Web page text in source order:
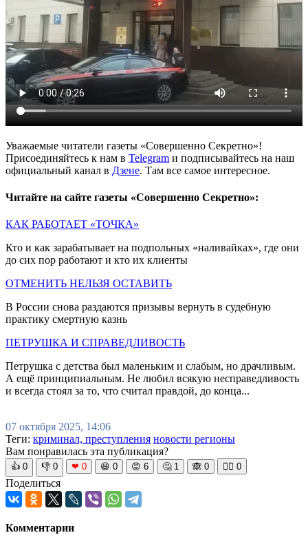
Уважаемые читатели газеты «Совершенно Секретно»!
Присоединяйтесь к нам в Telegram и подписывайтесь на наш
официальный канал в Дзене. Там все самое интересное.
Читайте на сайте газеты «Совершенно Секретно»:
КАК РАБОТАЕТ «ТОЧКА»
Кто и как зарабатывает на подпольных «наливайках», где они
до сих пор работают и кто их клиенты
ОТМЕНИТЬ НЕЛЬЗЯ ОСТАВИТЬ
В России снова раздаются призывы вернуть в судебную
практику смертную казнь
ПЕТРУШКА И СПРАВЕДЛИВОСТЬ
Петрушка с детства был маленьким и слабым, но драчливым.
А ещё принципиальным. Не любил всякую несправедливость
и всегда стоял за то, что считал правдой, до конца...
07 октября 2025, 14:06
Теги: криминал, преступления новости регионы
Вам понравилась эта публикация?
👍 0 👎 0 ❤ 0 😆 0 😡 6 🤔 1 🙈 0 🧘‍♀️ 0
Поделиться
Комментарии